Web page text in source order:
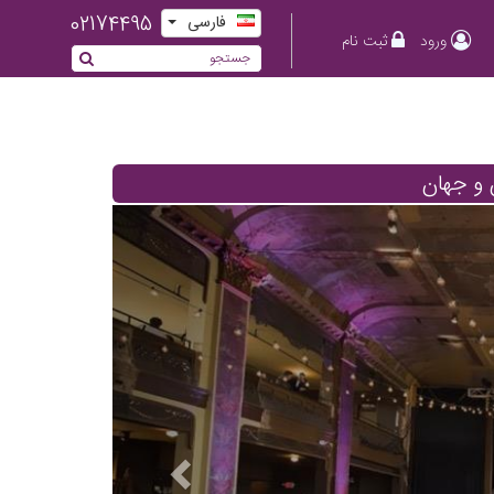
ورود ثبت نام
فارسی 02174495
و جهان
Previous